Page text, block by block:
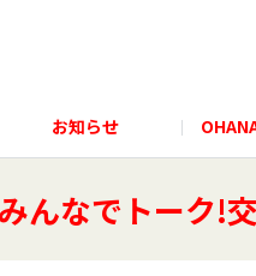
お知らせ
みんなでトーク!